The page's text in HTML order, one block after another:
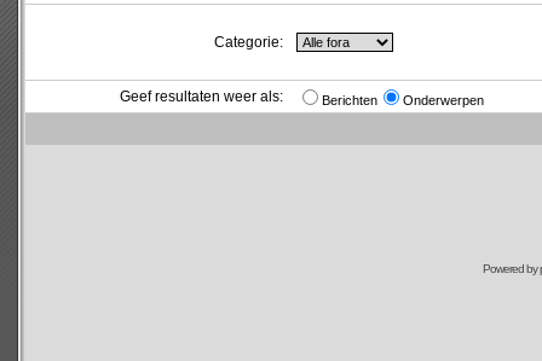
Categorie:
Geef resultaten weer als: Berichten Onderwerpen
Powered by